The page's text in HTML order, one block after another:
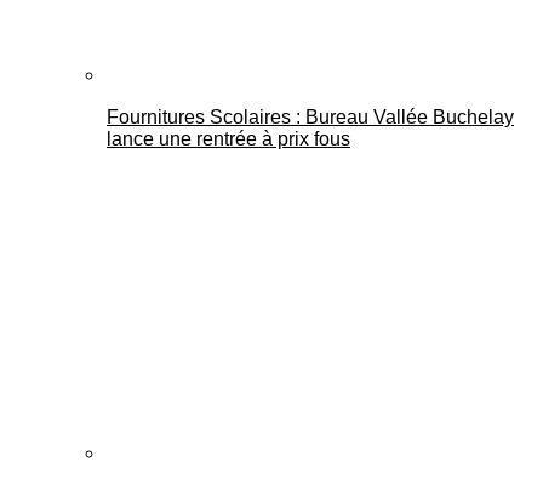
Fournitures Scolaires : Bureau Vallée Buchelay
lance une rentrée à prix fous